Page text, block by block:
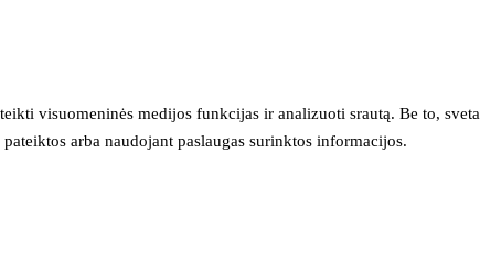
visuomeninės medijos funkcijas ir analizuoti srautą. Be to,
arba naudojant paslaugas surinktos informacijos.